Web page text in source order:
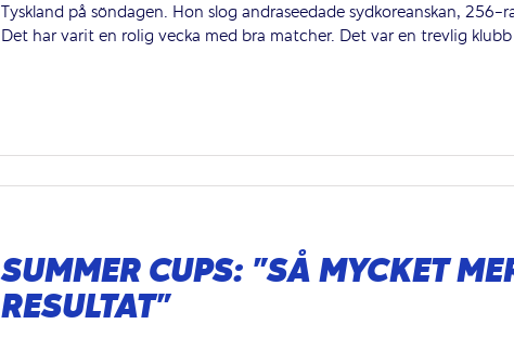
Tyskland på söndagen. Hon slog andraseedade sydkoreanskan,
Det har varit en rolig vecka med bra matcher. Det var en trevlig
SUMMER CUPS: ”SÅ MYCKET
RESULTAT”